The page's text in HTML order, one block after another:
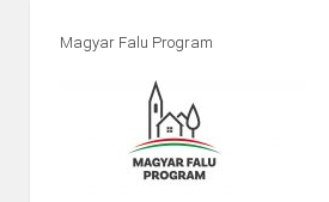
Magyar Falu Program